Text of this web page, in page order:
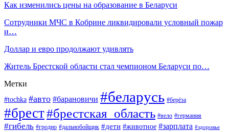
Как изменились цены на образование в Беларуси
Сотрудники МЧС в Кобрине ликвидировали условный пожар
и…
Доллар и евро продолжают удивлять
Житель Брестской области стал чемпионом Беларуси по…
Метки
#tochka #авто #барановичи #беларусь #берёза
#брест#брестская_область #вело #германия
#гибель #гродно #дальнобойщик #дети #животное #зарплата #здоровье